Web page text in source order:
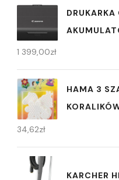
1 399,00zł
HAMA 3
34,62zł
KARCHER